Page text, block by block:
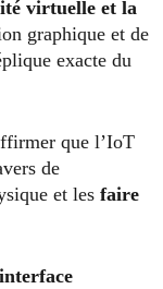
virtuelle et la
graphique et de
exacte du
que l’IoT
de
et les faire
interface